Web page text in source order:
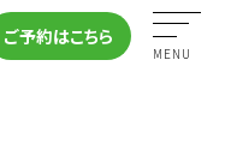
MENU
ご予約はこちら